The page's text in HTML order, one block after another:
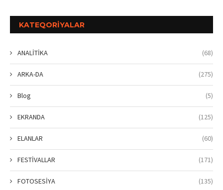
KATEQORIYALAR
ANALİTİKA (68)
ARKA-DA (275)
Blog (5)
EKRANDA (125)
ELANLAR (60)
FESTİVALLAR (171)
FOTOSESİYA (135)